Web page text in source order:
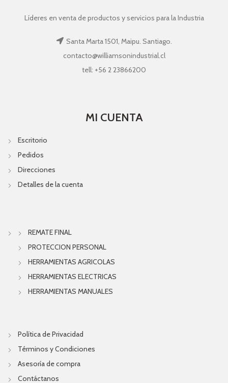
Líderes en venta de productos y servicios para la Industria
Santa Marta 1501, Maipu. Santiago.
contacto@williamsonindustrial.cl
tell: +56 2 23866200
MI CUENTA
Escritorio
Pedidos
Direcciones
Detalles de la cuenta
REMATE FINAL
PROTECCION PERSONAL
HERRAMIENTAS AGRICOLAS
HERRAMIENTAS ELECTRICAS
HERRAMIENTAS MANUALES
Política de Privacidad
Términos y Condiciones
Asesoría de compra
Contáctanos